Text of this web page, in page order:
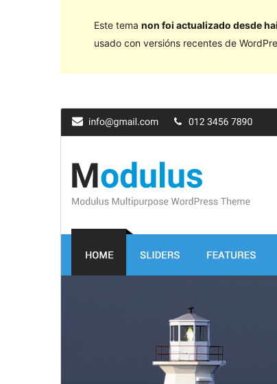
Este tema non foi actualizado desde
usado con versións recentes de